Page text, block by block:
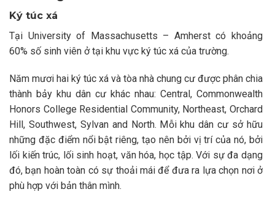
Ký túc xá
Tại University of Massachusetts – Amherst có khoảng
60% số sinh viên ở tại khu vực ký túc xá của trường.
Năm mươi hai ký túc xá và tòa nhà chung cư được phân chia
thành bảy khu dân cư khác nhau: Central, Commonwealth
Honors College Residential Community, Northeast, Orchard
Hill, Southwest, Sylvan and North. Mỗi khu dân cư sở hữu
những đặc điểm nổi bật riêng, tạo nên bởi vị trí của nó, bởi
lối kiến trúc, lối sinh hoạt, văn hóa, học tập. Với sự đa dạng
đó, bạn hoàn toàn có sự thoải mái để đưa ra lựa chọn nơi ở
phù hợp với bản thân mình.